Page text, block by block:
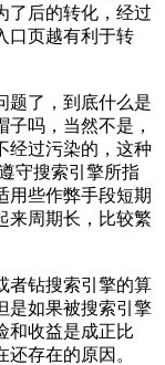
了后的转化，经过
口页越有利于转
了，到底什么是
吗，当然不是，
经过污染的，这种
守搜索引擎所指
用些作弊手段短期
来周期长，比较繁
钻搜索引擎的算
是如果被搜索引擎
和收益是成正比
存在的原因。